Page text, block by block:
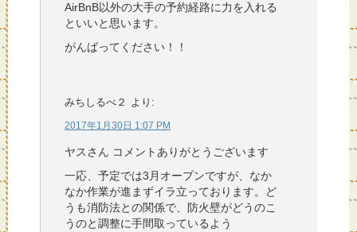
AirBnB以外の大手の予約経路に力を入れる
といいと思います。
がんばってください！！
みちしるべ２ より:
2017年1月30日 1:07 PM
ヤスさん コメントありがとうございます
一応、予定では3月オープンですが、なか
なか作業が進まずイラ立っております。ど
うも消防法との関係で、防火壁がどうのこ
うのと調整に手間取っているよう